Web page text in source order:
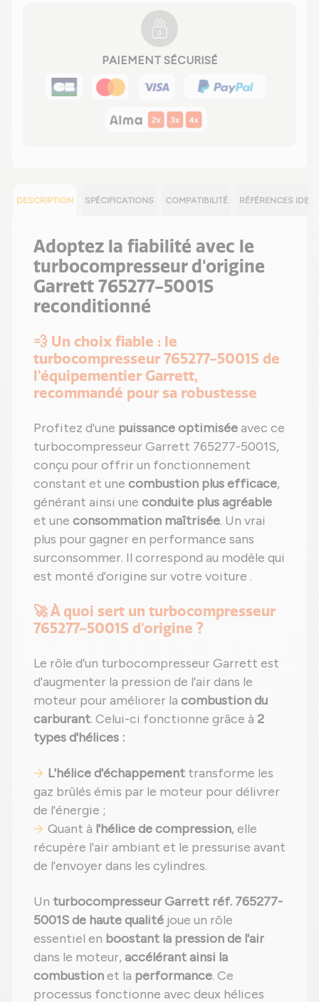
PAIEMENT SÉCURISÉ
DESCRIPTION SPÉCIFICATIONS COMPATIBILITÉ RÉFÉRENCES
Adoptez la fiabilité avec le
turbocompresseur d'origine
Garrett 765277-5001S
reconditionné
💨 Un choix fiable : le
turbocompresseur 765277-5001S de
l'équipementier Garrett,
recommandé pour sa robustesse
Profitez d'une puissance optimiséeavec ce
turbocompresseur Garrett 765277-5001S,
conçu pour offrir un fonctionnement
constant et une combustion plus efficace,
générant ainsi une conduite plus agréable
et une consommation maîtrisée. Un vrai
plus pour gagner en performance sans
surconsommer. Il correspond au modèle qui
est monté d'origine sur votre voiture .
🚀 À quoi sert un turbocompresseur
765277-5001S d'origine ?
Le rôle d'un turbocompresseur Garrett est
d'augmenter la pression de l'air dans le
moteur pour améliorer la combustion du
carburant. Celui-ci fonctionne grâce à 2
types d'hélices :
L'hélice d'échappement transforme les
gaz brûlés émis par le moteur pour délivrer
de l'énergie ;
Quant à l'hélice de compression, elle
récupère l'air ambiant et le pressurise avant
de l'envoyer dans les cylindres.
Un turbocompresseur Garrett réf. 765277-
5001S de haute qualité joue un rôle
essentiel en boostant la pression de l'air
dans le moteur, accélérant ainsi la
combustionet la performance. Ce
processus fonctionne avec deux hélices